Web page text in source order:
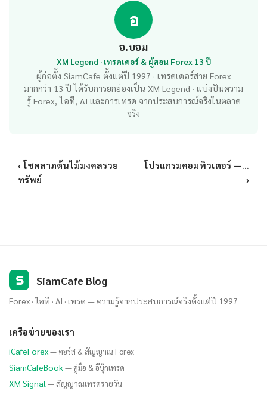
อ
อ.บอม
XM Legend · เทรดเดอร์ & ผู้สอน Forex 13 ปี
ผู้ก่อตั้ง SiamCafe ตั้งแต่ปี 1997 · เทรดเดอร์สาย Forex
มากกว่า 13 ปี ได้รับการยกย่องเป็น XM Legend · แบ่งปันความ
รู้ Forex, ไอที, AI และการเทรด จากประสบการณ์จริงในตลาด
จริง
‹ โชคลาภต้นไม้มงคลรวย
ทรัพย์
โปรแกรมคอมพิวเตอร์ —...
›
S SiamCafe Blog
Forex · ไอที · AI · เทรด — ความรู้จากประสบการณ์จริงตั้งแต่ปี 1997
เครือข่ายของเรา
iCafeForex— คอร์ส & สัญญาณ Forex
SiamCafeBook— คู่มือ & อีบุ๊กเทรด
XM Signal — สัญญาณเทรดรายวัน